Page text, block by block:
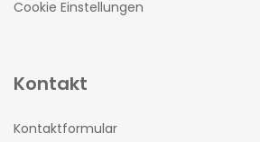
Cookie Einstellungen
Kontakt
Kontaktformular